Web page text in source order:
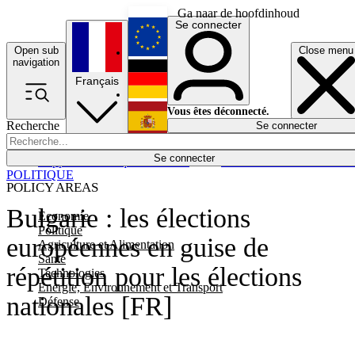
Ga naar de hoofdinhoud
Open sub
navigation
Close menu
Recherche
Se connecter
POLICY AREAS
Economie
Politique
Agriculture et Alimentation
Santé
Technologies
Energie, Environnement et Transport
Défense
Économie
Français
English
Deutsch
Español
Se connecter
Vous êtes déconnecté.
Se connecter
Bulgarie : les élections
européennes en guise de
répétition pour les élections
nationales [FR]
POLITIQUE